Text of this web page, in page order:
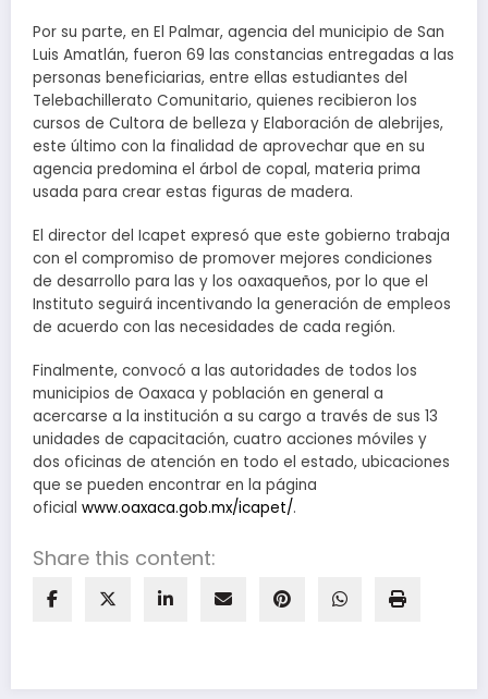
Por su parte, en El Palmar, agencia del municipio de San
Luis Amatlán, fueron 69 las constancias entregadas a las
personas beneficiarias, entre ellas estudiantes del
Telebachillerato Comunitario, quienes recibieron los
cursos de Cultora de belleza y Elaboración de alebrijes,
este último con la finalidad de aprovechar que en su
agencia predomina el árbol de copal, materia prima
usada para crear estas figuras de madera.
El director del Icapet expresó que este gobierno trabaja
con el compromiso de promover mejores condiciones
de desarrollo para las y los oaxaqueños, por lo que el
Instituto seguirá incentivando la generación de empleos
de acuerdo con las necesidades de cada región.
Finalmente, convocó a las autoridades de todos los
municipios de Oaxaca y población en general a
acercarse a la institución a su cargo a través de sus 13
unidades de capacitación, cuatro acciones móviles y
dos oficinas de atención en todo el estado, ubicaciones
que se pueden encontrar en la página
oficial www.oaxaca.gob.mx/icapet/.
Share this content: